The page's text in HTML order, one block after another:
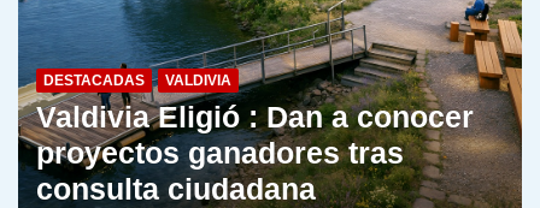
DESTACADAS VALDIVIA
Valdivia Eligió : Dan a conocer
proyectos ganadores tras
consulta ciudadana